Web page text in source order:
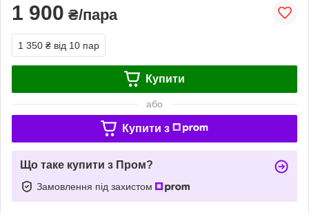
1 900 ₴/пара
1 350 ₴ від 10 пар
Купити
або
Купити з
Що таке купити з Пром?
Замовлення під захистом